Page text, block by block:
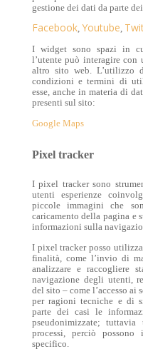
gestione dei dati da parte
Facebook, Youtube,
I widget sono spazi in
l’utente può interagire con
altro sito web. L’utilizzo
condizioni e termini di
esse, anche in materia di
presenti sul sito:
Google Maps
Pixel tracker
I pixel tracker sono
utenti esperienze
piccole immagini che
caricamento della pagina e
informazioni sulla
I pixel tracker posso
finalità, come l’invio di
analizzare e raccogliere
navigazione degli utenti,
del sito – come l’accesso ai
per ragioni tecniche e di
parte dei casi le
pseudonimizzate;
processi, perciò possono
specifico.